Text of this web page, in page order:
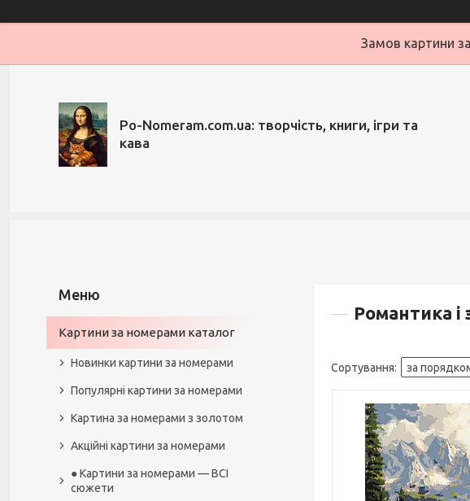
Замов картини
Po-Nomeram.com.ua: творчість, книги, ігри та
кава
Романтика і
Картини за номерами каталог
Новинки картини за номерами
Популярні картини за номерами
Картина за номерами з золотом
Акційні картини за номерами
● Картини за номерами — ВСІ
сюжети